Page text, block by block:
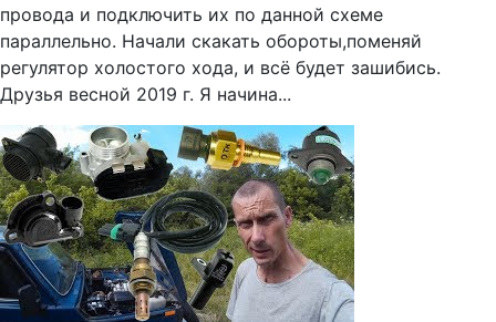
провода и подключить их по данной схеме
параллельно. Начали скакать обороты,поменяй
регулятор холостого хода, и всё будет зашибись.
Друзья весной 2019 г. Я начина...